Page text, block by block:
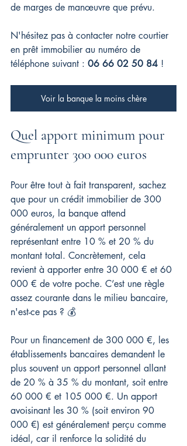
de marges de manœuvre que prévu.
N'hésitez pas à contacter notre courtier
en prêt immobilier au numéro de
téléphone suivant : 06 66 02 50 84 !
Voir la banque la moins chère
Quel apport minimum pour
emprunter 300 000 euros
Pour être tout à fait transparent, sachez
que pour un crédit immobilier de 300
000 euros, la banque attend
généralement un apport personnel
représentant entre 10 % et 20 % du
montant total. Concrètement, cela
revient à apporter entre 30 000 € et 60
000 € de votre poche. C’est une règle
assez courante dans le milieu bancaire,
n'est-ce pas ? 💰
Pour un financement de 300 000 €, les
établissements bancaires demandent le
plus souvent un apport personnel allant
de 20 % à 35 % du montant, soit entre
60 000 € et 105 000 €. Un apport
avoisinant les 30 % (soit environ 90
000 €) est généralement perçu comme
idéal, car il renforce la solidité du